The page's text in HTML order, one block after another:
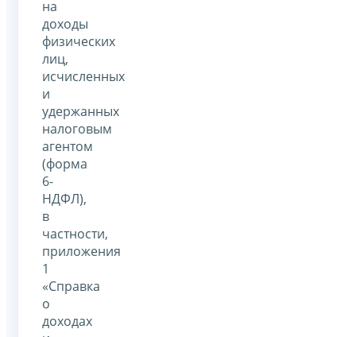
на
доходы
физических
лиц,
исчисленных
и
удержанных
налоговым
агентом
(форма
6-
НДФЛ),
в
частности,
приложения
1
«Справка
о
доходах